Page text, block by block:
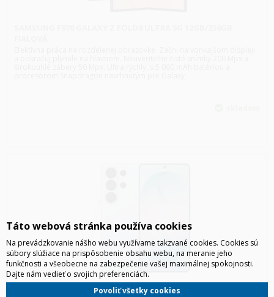
SAMSUNG S948 GALAXY S26 ULTRA 5G 12/256GB DUOS MODRÁ
Táto webová stránka používa cookies
Na prevádzkovanie nášho webu využívame takzvané cookies. Cookies sú
súbory slúžiace na prispôsobenie obsahu webu, na meranie jeho
funkčnosti a všeobecne na zabezpečenie vašej maximálnej spokojnosti.
Dajte nám vedieť o svojich preferenciách.
Povoliť všetky cookies